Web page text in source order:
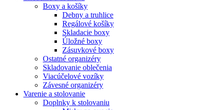
Boxy a košíky
Debny a truhlice
Regálové košíky
Skladacie boxy
Úložné boxy
Zásuvkové boxy
Ostatné organizéry
Skladovanie oblečenia
Viacúčelové vozíky
Závesné organizéry
Varenie a stolovanie
Doplnky k stolovaniu